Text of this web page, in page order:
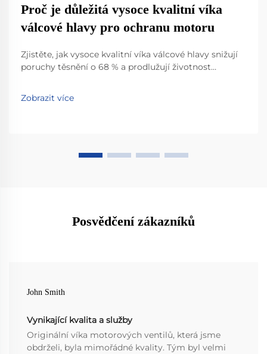
Proč je důležitá vysoce kvalitní víka
válcové hlavy pro ochranu motoru
Zjistěte, jak vysoce kvalitní víka válcové hlavy snižují
poruchy těsnění o 68 % a prodlužují životnost
těsnění, které snižují náklady na údržbu o 40 %.
Podívejte se na skutečná data SAE.
Zobrazit více
Posvědčení zákazníků
John Smith
Vynikající kvalita a služby
Originální víka motorových ventilů, která jsme
obdrželi, byla mimořádné kvality. Tým byl velmi